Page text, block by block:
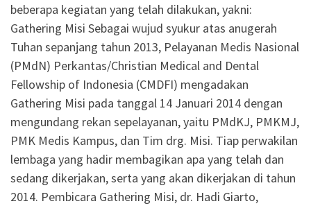
beberapa kegiatan yang telah dilakukan, yakni:
Gathering Misi Sebagai wujud syukur atas anugerah
Tuhan sepanjang tahun 2013, Pelayanan Medis Nasional
(PMdN) Perkantas/Christian Medical and Dental
Fellowship of Indonesia (CMDFI) mengadakan
Gathering Misi pada tanggal 14 Januari 2014 dengan
mengundang rekan sepelayanan, yaitu PMdKJ, PMKMJ,
PMK Medis Kampus, dan Tim drg. Misi. Tiap perwakilan
lembaga yang hadir membagikan apa yang telah dan
sedang dikerjakan, serta yang akan dikerjakan di tahun
2014. Pembicara Gathering Misi, dr. Hadi Giarto,